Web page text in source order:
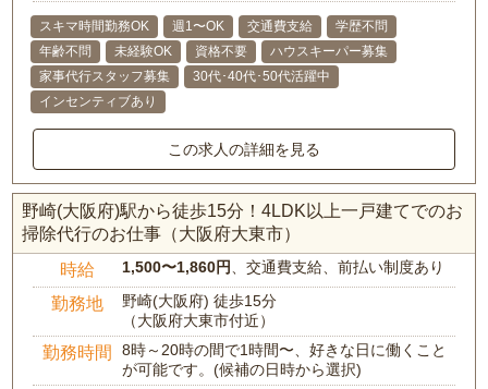
スキマ時間勤務OK 週1〜OK 交通費支給
学歴不問
年齢不問
未経験OK 資格不要
ハウスキーパー募集
家事代行スタッフ募集
30代･40代･50代活躍中
インセンティブあり
この求人の詳細を見る
野崎(大阪府)駅から徒歩15分！4LDK以上一戸建てでのお
掃除代行のお仕事（大阪府大東市）
時給 1,500〜1,860円 、交通費支給、前払い制度あり
勤務地
野崎(大阪府) 徒歩15分
（大阪府大東市付近）
勤務時間
8時～20時の間で1時間〜、好きな日に働くこと
が可能です。(候補の日時から選択)